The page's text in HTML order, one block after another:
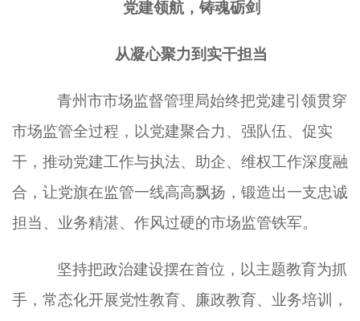
党建领航，铸魂砺剑
从凝心聚力到实干担当
青州市市场监督管理局始终把党建引领贯穿
市场监管全过程，以党建聚合力、强队伍、促实
干，推动党建工作与执法、助企、维权工作深度融
合，让党旗在监管一线高高飘扬，锻造出一支忠诚
担当、业务精湛、作风过硬的市场监管铁军。
坚持把政治建设摆在首位，以主题教育为抓
手，常态化开展党性教育、廉政教育、业务培训，